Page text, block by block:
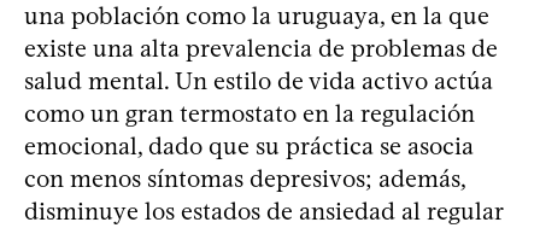
una población como la uruguaya, en la que
existe una alta prevalencia de problemas de
salud mental. Un estilo de vida activo actúa
como un gran termostato en la regulación
emocional, dado que su práctica se asocia
con menos síntomas depresivos; además,
disminuye los estados de ansiedad al regular